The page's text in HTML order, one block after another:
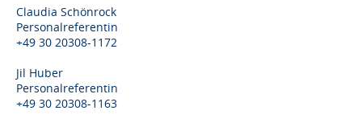
Claudia Schönrock
Personalreferentin
+49 30 20308-1172
Jil Huber
Personalreferentin
+49 30 20308-1163